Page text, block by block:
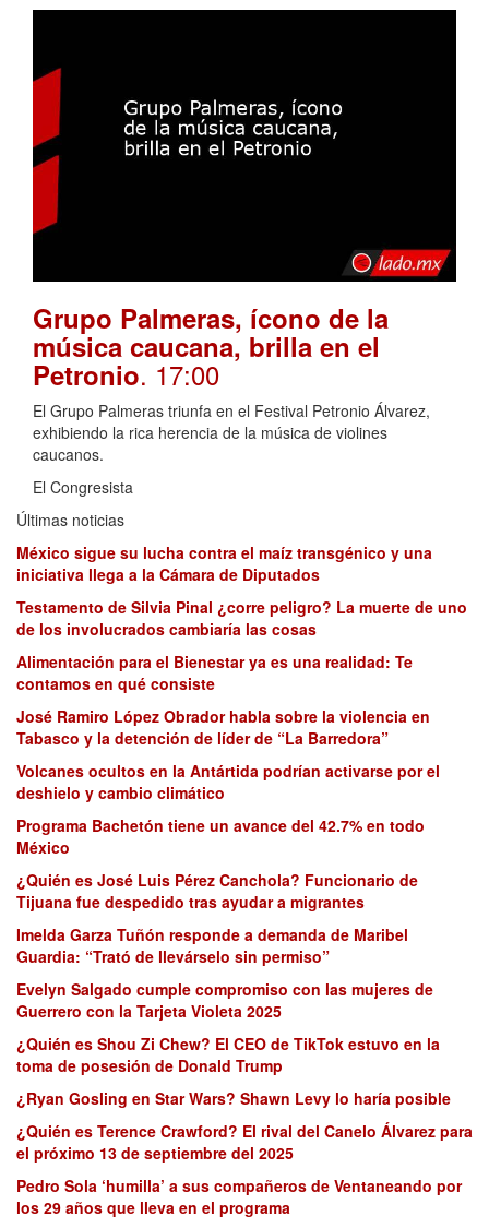
Grupo Palmeras, ícono de la
música caucana, brilla en el
Petronio. 17:00
El Grupo Palmeras triunfa en el Festival Petronio Álvarez,
exhibiendo la rica herencia de la música de violines
caucanos.
El Congresista
Últimas noticias
México sigue su lucha contra el maíz transgénico y una
iniciativa llega a la Cámara de Diputados
Testamento de Silvia Pinal ¿corre peligro? La muerte de uno
de los involucrados cambiaría las cosas
Alimentación para el Bienestar ya es una realidad: Te
contamos en qué consiste
José Ramiro López Obrador habla sobre la violencia en
Tabasco y la detención de líder de “La Barredora”
Volcanes ocultos en la Antártida podrían activarse por el
deshielo y cambio climático
Programa Bachetón tiene un avance del 42.7% en todo
México
¿Quién es José Luis Pérez Canchola? Funcionario de
Tijuana fue despedido tras ayudar a migrantes
Imelda Garza Tuñón responde a demanda de Maribel
Guardia: “Trató de llevárselo sin permiso”
Evelyn Salgado cumple compromiso con las mujeres de
Guerrero con la Tarjeta Violeta 2025
¿Quién es Shou Zi Chew? El CEO de TikTok estuvo en la
toma de posesión de Donald Trump
¿Ryan Gosling en Star Wars? Shawn Levy lo haría posible
¿Quién es Terence Crawford? El rival del Canelo Álvarez para
el próximo 13 de septiembre del 2025
Pedro Sola ‘humilla’ a sus compañeros de Ventaneando por
los 29 años que lleva en el programa